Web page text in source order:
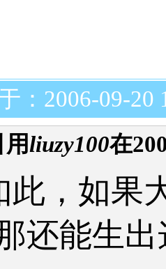
：2006-09-20
liuzy100在
此，如果
还能生